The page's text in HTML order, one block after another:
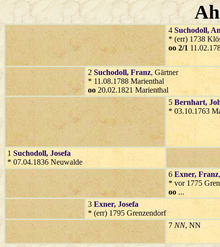
4 Suchodoll,
* (err) 1738
oo 2/1
2 Suchodoll, Franz, Gärtner
* 11.08.1788 Marienthal
oo 20.02.1821 Marienthal
5 Bernhart,
* 03.10.1763
1 Suchodoll, Josefa
* 07.04.1836 Neuwalde
6 Exner, Franz
* vor 1775
oo ...
3 Exner, Josefa
* (err) 1795 Grenzendorf
7 NN, NN